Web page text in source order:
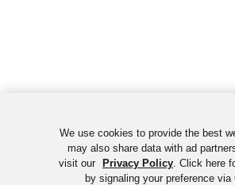
We use cookies to provide the best
may also share data with ad
visit our
Privacy Policy. Click here
by signaling your preference